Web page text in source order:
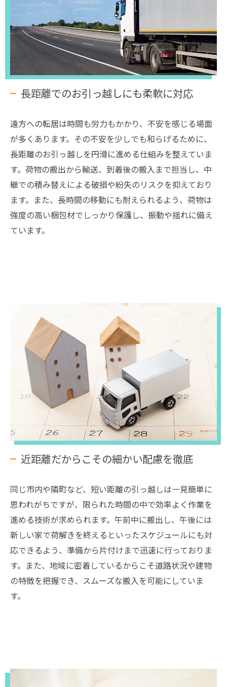
長距離でのお引っ越しにも柔軟に対応
遠方への転居は時間も労力もかかり、不安を感じる場面
が多くあります。その不安を少しでも和らげるために、
長距離のお引っ越しを円滑に進める仕組みを整えていま
す。荷物の搬出から輸送、到着後の搬入まで担当し、中
継での積み替えによる破損や紛失のリスクを抑えており
ます。また、長時間の移動にも耐えられるよう、荷物は
強度の高い梱包材でしっかり保護し、振動や揺れに備え
ています。
近距離だからこその細かい配慮を徹底
同じ市内や隣町など、短い距離の引っ越しは一見簡単に
思われがちですが、限られた時間の中で効率よく作業を
進める技術が求められます。午前中に搬出し、午後には
新しい家で荷解きを終えるといったスケジュールにも対
応できるよう、準備から片付けまで迅速に行っておりま
す。また、地域に密着しているからこそ道路状況や建物
の特徴を把握でき、スムーズな搬入を可能にしていま
す。